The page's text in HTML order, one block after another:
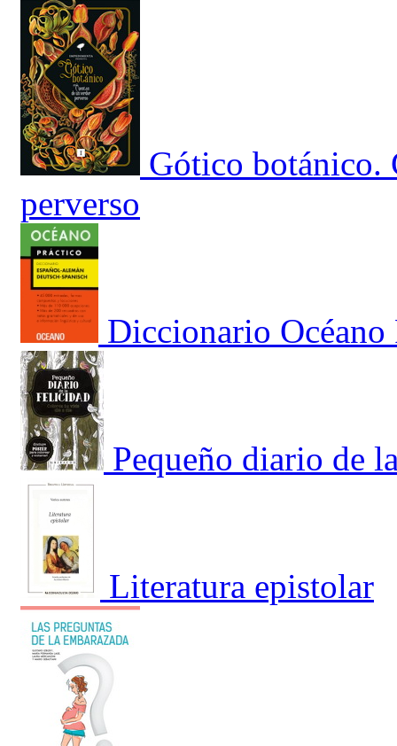
Gótico botánico.
perverso
Diccionario
Pequeño diario de
Literatura epistolar